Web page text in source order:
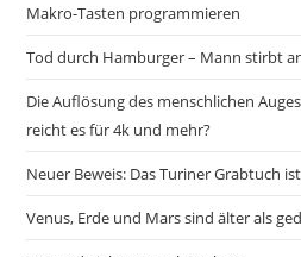
Makro-Tasten programmieren
Tod durch Hamburger – Mann stirbt
Die Auflösung des menschlichen
reicht es für 4k und mehr?
Neuer Beweis: Das Turiner Grabtuch
Venus, Erde und Mars sind älter als